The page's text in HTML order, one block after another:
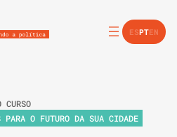
ESPTEN
CURSO
PARA O FUTURO DA SUA CIDADE